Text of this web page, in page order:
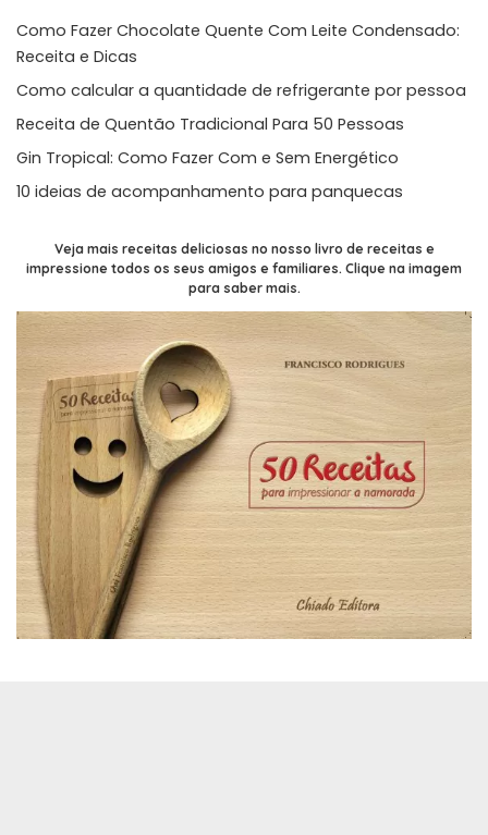
Como Fazer Chocolate Quente Com Leite Condensado:
Receita e Dicas
Como calcular a quantidade de refrigerante por pessoa
Receita de Quentão Tradicional Para 50 Pessoas
Gin Tropical: Como Fazer Com e Sem Energético
10 ideias de acompanhamento para panquecas
Veja mais receitas deliciosas no nosso livro de receitas e
impressione todos os seus amigos e familiares. Clique na imagem
para saber mais.